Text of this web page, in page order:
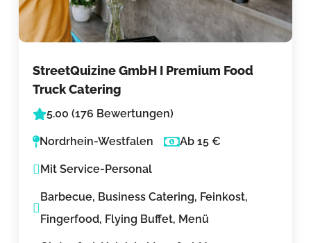
StreetQuizine GmbH I Premium Food
Truck Catering
5.00 (176 Bewertungen)
Nordrhein-Westfalen Ab 15 €
Mit Service-Personal
Barbecue, Business Catering, Feinkost,
Fingerfood, Flying Buffet, Menü